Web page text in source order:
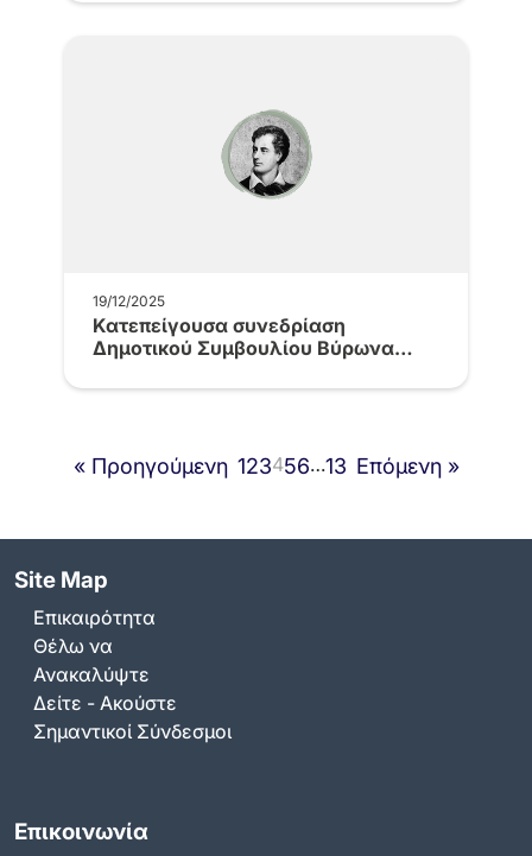
19/12/2025
Kατεπείγουσα συνεδρίαση
Δημοτικού Συμβουλίου Βύρωνα
έναρξης…
« Προηγούμενη 123456…13 Επόμενη »
Site Map
Επικαιρότητα
Θέλω να
Ανακαλύψτε
Δείτε - Ακούστε
Σημαντικοί Σύνδεσμοι
Επικοινωνία